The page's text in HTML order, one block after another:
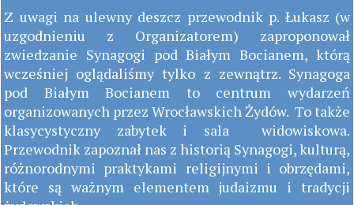
Z uwagi na ulewny deszcz przewodnik p. Łukasz (w
uzgodnieniu z Organizatorem) zaproponował
zwiedzanie Synagogi pod Białym Bocianem, którą
wcześniej oglądaliśmy tylko z zewnątrz. Synagoga
pod Białym Bocianem to centrum wydarzeń
organizowanych przez Wrocławskich Żydów. To także
klasycystyczny zabytek i sala widowiskowa.
Przewodnik zapoznał nas z historią Synagogi, kulturą,
różnorodnymi praktykami religijnymi i obrzędami,
które są ważnym elementem judaizmu i tradycji